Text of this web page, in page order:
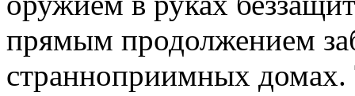
прямым продолжением
странноприимных домах.